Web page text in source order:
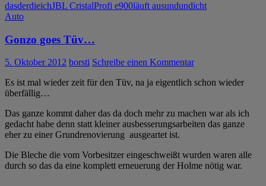
dasderdieichJBL CristalProfi e900läuft ausundundicht
Auto
Gonzo goes Tüv…
5. Oktober 2012 borsti Schreibe einen Kommentar
Es ist mal wieder zeit für den Tüv, na ja eigentlich schon wieder
überfällig…
Das ganze kommt daher das da doch mehr zu machen war als ich
gedacht habe denn statt kleiner ausbesserungsarbeiten das ganze
eher zu einer Grundrenovierung ausgeartet ist.
Die Bleche die vom Vorbesitzer eingeschweißt wurden waren alle
durch so das da eine komplett erneuerung der Holme nötig war.